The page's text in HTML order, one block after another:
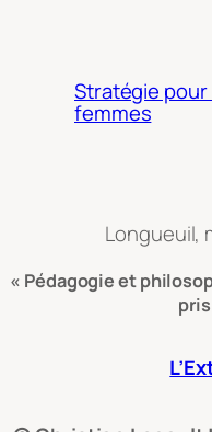
Stratégie pour
femmes
Longueuil,
« Pédagogie et